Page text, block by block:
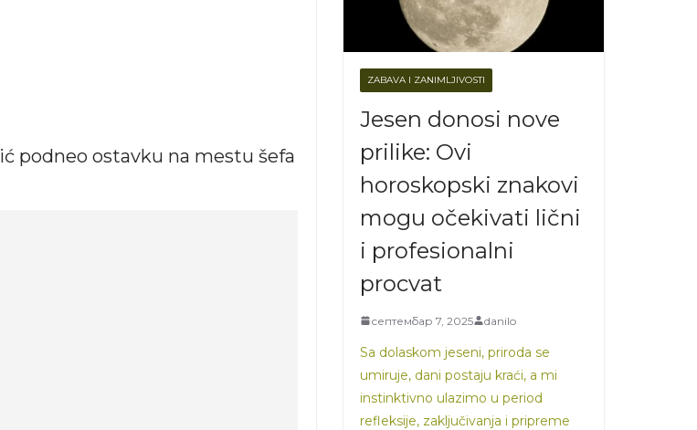
podneo ostavku na mestu šefa
ZABAVA I ZANIMLJIVOSTI
Jesen donosi nove
prilike: Ovi
horoskopski znakovi
mogu očekivati lični
i profesionalni
procvat
септембар 7, 2025 danilo
Sa dolaskom jeseni, priroda se
umiruje, dani postaju kraći, a mi
instinktivno ulazimo u period
refleksije, zaključivanja i pripreme